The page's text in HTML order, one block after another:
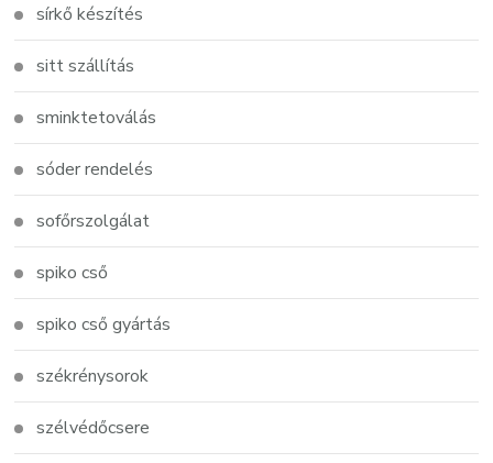
sírkő készítés
sitt szállítás
sminktetoválás
sóder rendelés
sofőrszolgálat
spiko cső
spiko cső gyártás
székrénysorok
szélvédőcsere